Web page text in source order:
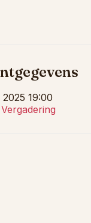
2025 19:00
Vergadering